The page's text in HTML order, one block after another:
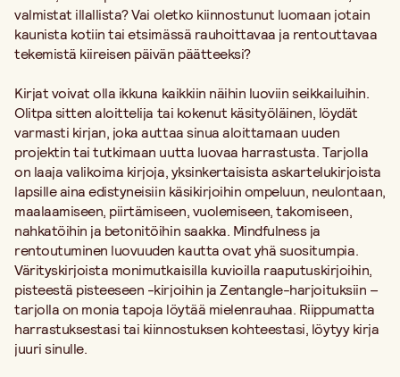
valmistat illallista? Vai oletko kiinnostunut luomaan jotain
kaunista kotiin tai etsimässä rauhoittavaa ja rentouttavaa
tekemistä kiireisen päivän päätteeksi?
Kirjat voivat olla ikkuna kaikkiin näihin luoviin seikkailuihin.
Olitpa sitten aloittelija tai kokenut käsityöläinen, löydät
varmasti kirjan, joka auttaa sinua aloittamaan uuden
projektin tai tutkimaan uutta luovaa harrastusta. Tarjolla
on laaja valikoima kirjoja, yksinkertaisista askartelukirjoista
lapsille aina edistyneisiin käsikirjoihin ompeluun, neulontaan,
maalaamiseen, piirtämiseen, vuolemiseen, takomiseen,
nahkatöihin ja betonitöihin saakka. Mindfulness ja
rentoutuminen luovuuden kautta ovat yhä suositumpia.
Värityskirjoista monimutkaisilla kuvioilla raaputuskirjoihin,
pisteestä pisteeseen -kirjoihin ja Zentangle-harjoituksiin –
tarjolla on monia tapoja löytää mielenrauhaa. Riippumatta
harrastuksestasi tai kiinnostuksen kohteestasi, löytyy kirja
juuri sinulle.